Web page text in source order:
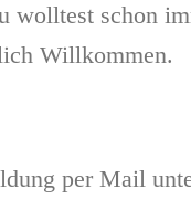
wolltest schon
Willkommen.
per Mail